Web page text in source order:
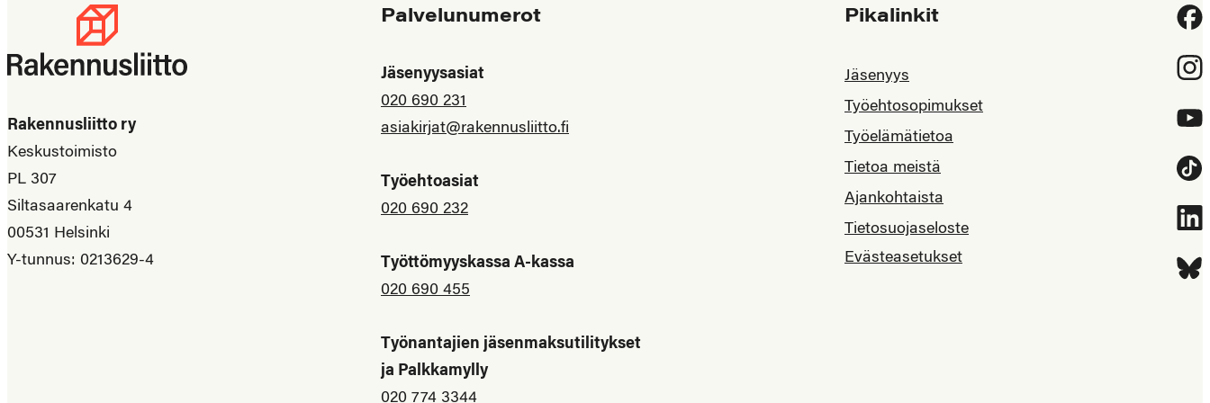
Rakennusliitto ry
Keskustoimisto
PL 307
Siltasaarenkatu 4
00531 Helsinki
Y-tunnus: 0213629-4
Palvelunumerot
Jäsenyysasiat
020 690 231
asiakirjat@rakennusliitto.fi
Työehtoasiat
020 690 232
Työttömyyskassa A-kassa
020 690 455
Työnantajien jäsenmaksutilitykset
ja Palkkamylly
020 774 3344
Pikalinkit
Jäsenyys
Työehtosopimukset
Työelämätietoa
Tietoa meistä
Ajankohtaista
Tietosuojaseloste
Evästeasetukset